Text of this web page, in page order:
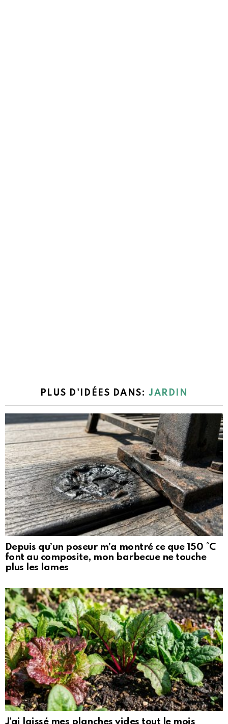
PLUS D'IDÉES DANS:JARDIN
Depuis qu’un poseur m’a montré ce que 150 °C
font au composite, mon barbecue ne touche
plus les lames
J’ai laissé mes planches vides tout le mois